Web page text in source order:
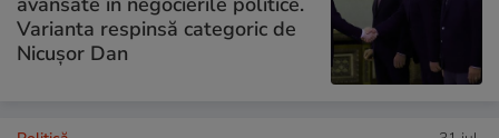
Varianta respinsă categoric de
Nicușor Dan